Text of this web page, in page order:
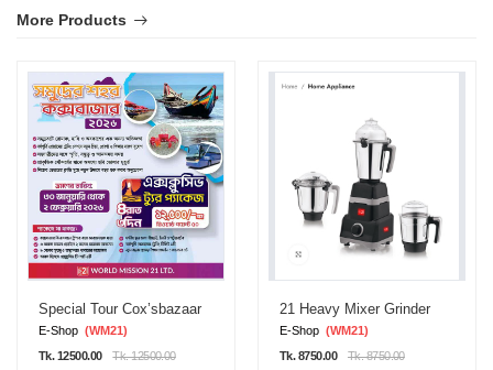
More Products
Special Tour Cox’sbazaar
E-Shop (WM21)
Tk. 12500.00
Tk. 12500.00
21 Heavy Mixer Grinder
E-Shop (WM21)
Tk. 8750.00
Tk. 8750.00